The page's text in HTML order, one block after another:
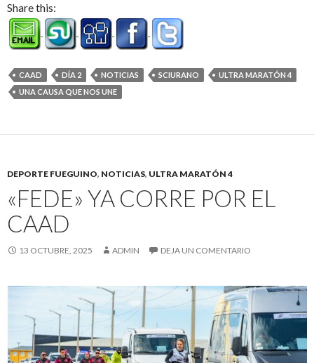
Share this:
CAAD DÍA 2 NOTICIAS SCIURANO
ULTRA MARATÓN 4
UNA CAUSA QUE NOS UNE
DEPORTE FUEGUINO, NOTICIAS, ULTRA MARATÓN 4
«FEDE» YA CORRE POR EL
CAAD
13 OCTUBRE, 2025 ADMIN DEJA UN COMENTARIO